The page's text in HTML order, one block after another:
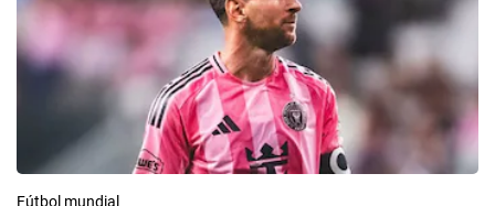
Fútbol mundial